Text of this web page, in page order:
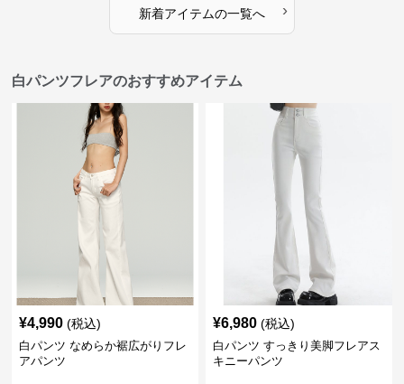
新着アイテムの一覧へ ›
白パンツフレアのおすすめアイテム
¥4,990 (税込)
白パンツ なめらか裾広がりフレ
アパンツ
¥6,980 (税込)
白パンツ すっきり美脚フレアス
キニーパンツ